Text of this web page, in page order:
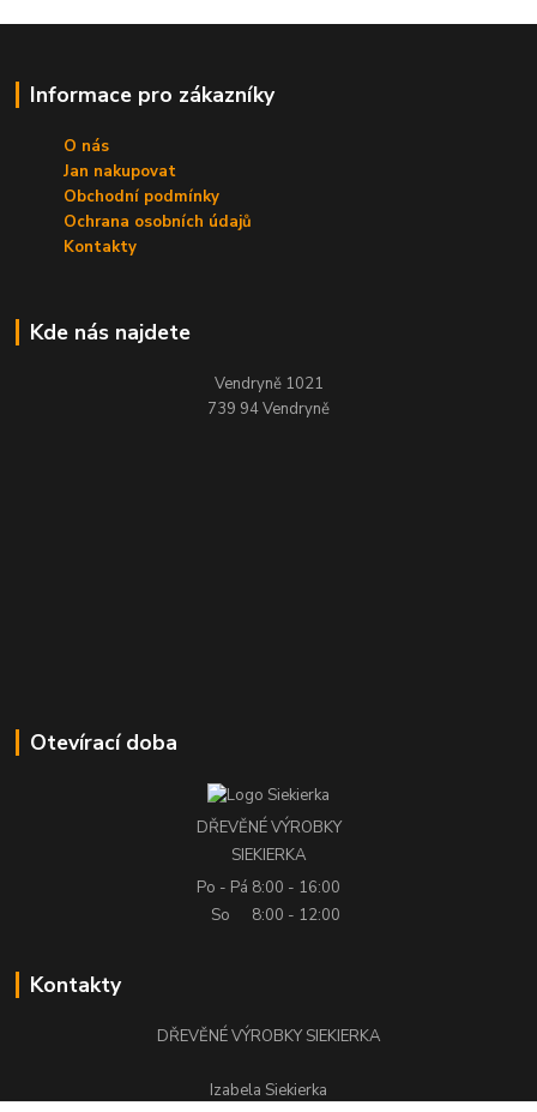
Informace pro zákazníky
O nás
Jan nakupovat
Obchodní podmínky
Ochrana osobních údajů
Kontakty
Kde nás najdete
Vendryně 1021
739 94 Vendryně
Otevírací doba
DŘEVĚNÉ VÝROBKY
SIEKIERKA
Po - Pá 8:00 - 16:00
So
8:00 - 12:00
Kontakty
DŘEVĚNÉ VÝROBKY SIEKIERKA
Izabela Siekierka